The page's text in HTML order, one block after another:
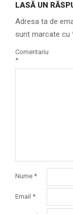
LASĂ UN
Adresa ta de
sunt marcate cu
Comentariu
*
Nume *
Email *